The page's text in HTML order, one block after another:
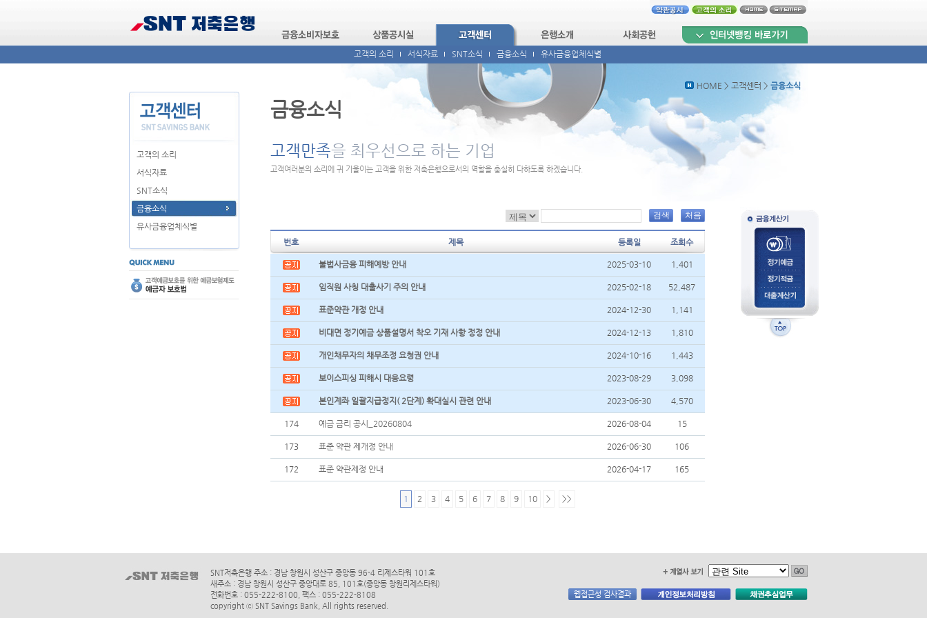
고객의 소리 서식자료 SNT소식 금융소식 유사금융업체식별
HOME > 고객센터 > 금융소식
고객의 소리
서식자료
SNT소식
금융소식
유사금융업체식별
금융소식
고객만족을 최우선으로 하는 기업
고객여러분의 소리에 귀 기울이는 고객을 위한 저축은행으로서의 역할을 충실히 다하도록 하겠습니다.
검색 처음
번호 제목 등록일 조회수
1 2 3 4 5 6 7 8 9 10 > >>
불법사금융 피해예방 안내 2025-03-10 1,401
임직원 사칭 대출사기 주의 안내 2025-02-18 52,487
표준약관 개정 안내 2024-12-30 1,141
비대면 정기예금 상품설명서 착오 기재 사항 정정 안내 2024-12-13 1,810
개인채무자의 채무조정 요청권 안내 2024-10-16 1,443
보이스피싱 피해시 대응요령 2023-08-29 3,098
본인계좌 일괄지급정지( 2단계) 확대실시 관련 안내 2023-06-30 4,570
174 예금 금리 공시_20260804 2026-08-04 15
173 표준 약관 제개정 안내 2026-06-30 106
172 표준 약관제정 안내 2026-04-17 165
SNT저축은행 주소 : 경남 창원시 성산구 중앙동 96-4 리제스타워 101호
새주소 : 경남 창원시 성산구 중앙대로 85, 101호(중앙동 창원리제스타워)
전화번호 : 055-222-8100, 팩스 : 055-222-8108
copyright ⓒ SNT Savings Bank, All rights reserved.
웹접근성 검사결과